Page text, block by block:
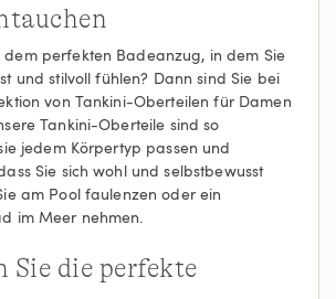
dem perfekten Badeanzug, in dem Sie
und stilvoll fühlen? Dann sind Sie bei
von Tankini-Oberteilen für Damen
Tankini-Oberteile sind so
jedem Körpertyp passen und
Sie sich wohl und selbstbewusst
am Pool faulenzen oder ein
im Meer nehmen.
Sie die perfekte